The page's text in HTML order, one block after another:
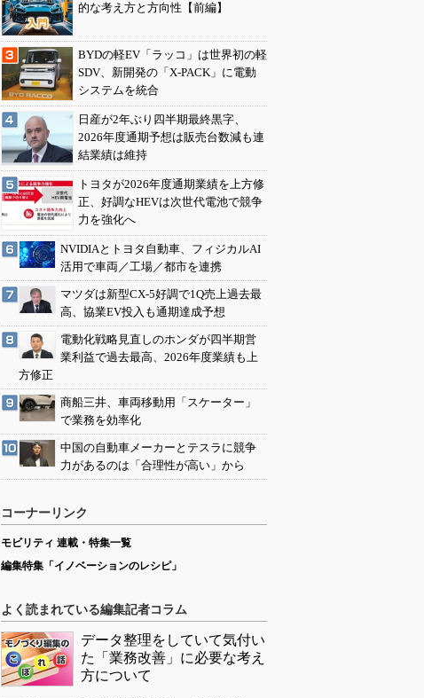
的な考え方と方向性【前編】
BYDの軽EV「ラッコ」は世界初の軽
SDV、新開発の「X-PACK」に電動
システムを統合
日産が2年ぶり四半期最終黒字、
2026年度通期予想は販売台数減も連
結業績は維持
トヨタが2026年度通期業績を上方修
正、好調なHEVは次世代電池で競争
力を強化へ
NVIDIAとトヨタ自動車、フィジカルAI
活用で車両／工場／都市を連携
マツダは新型CX-5好調で1Q売上過去最
高、協業EV投入も通期達成予想
電動化戦略見直しのホンダが四半期営
業利益で過去最高、2026年度業績も上
方修正
商船三井、車両移動用「スケーター」
で業務を効率化
中国の自動車メーカーとテスラに競争
力があるのは「合理性が高い」から
コーナーリンク
モビリティ 連載・特集一覧
編集特集「イノベーションのレシピ」
よく読まれている編集記者コラム
データ整理をしていて気付い
た「業務改善」に必要な考え
方について